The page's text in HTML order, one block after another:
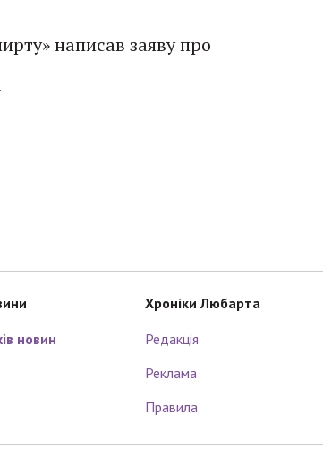
написав заяву про
новин
Хроніки Любарта
Редакція
Реклама
Правила